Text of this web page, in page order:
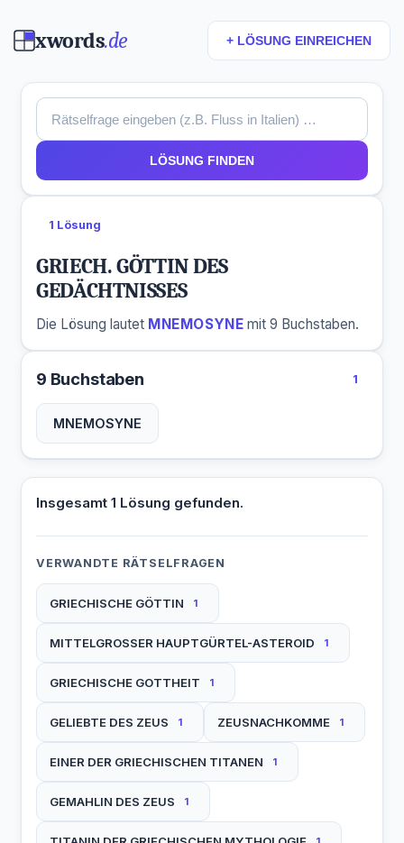
xwords.de + LÖSUNG EINREICHEN
LÖSUNG FINDEN
1 Lösung
GRIECH. GÖTTIN DES
GEDÄCHTNISSES
Die Lösung lautet MNEMOSYNE mit 9 Buchstaben.
9 Buchstaben 1
MNEMOSYNE
Insgesamt 1 Lösung gefunden.
VERWANDTE RÄTSELFRAGEN
GRIECHISCHE GÖTTIN 1
MITTELGROSSER HAUPTGÜRTEL-ASTEROID 1
GRIECHISCHE GOTTHEIT 1
GELIEBTE DES ZEUS 1 ZEUSNACHKOMME 1
EINER DER GRIECHISCHEN TITANEN 1
GEMAHLIN DES ZEUS 1